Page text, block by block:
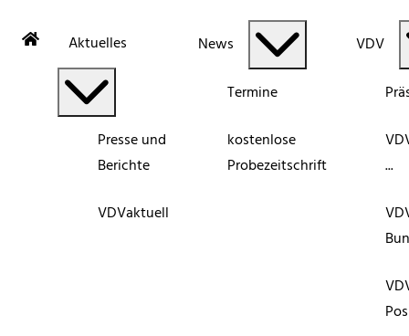
Aktuelles
Presse und
Berichte
VDVaktuell
News
Termine
kostenlose
Probezeitschrift
VDV
...